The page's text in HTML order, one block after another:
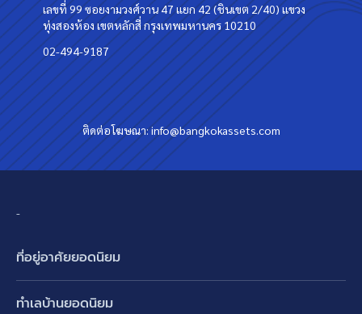
เลขที่ 99 ซอยงามวงศ์วาน 47 แยก 42 (ชินเขต 2/40) แขวง
ทุ่งสองห้อง เขตหลักสี่ กรุงเทพมหานคร 10210
02-494-9187
ติดต่อโฆษณา:info@bangkokassets.com
-
ที่อยู่อาศัยยอดนิยม
ทำเลบ้านยอดนิยม